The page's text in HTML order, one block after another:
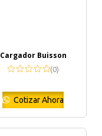
Cargador Buisson
(0)
Cotizar Ahora